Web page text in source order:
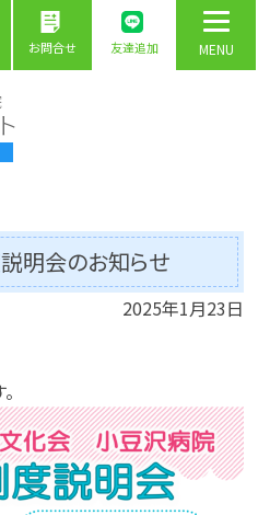
お問合せ 友達追加
明会のお知らせ
2025年1月23日